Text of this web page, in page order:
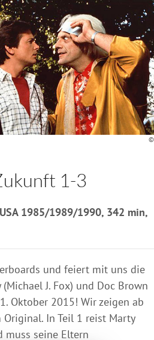
©
1-3
1985/1989/1990, 342 min,
und feiert mit uns die
J. Fox) und Doc Brown
Oktober 2015! Wir zeigen ab
In Teil 1 reist Marty
muss seine Eltern